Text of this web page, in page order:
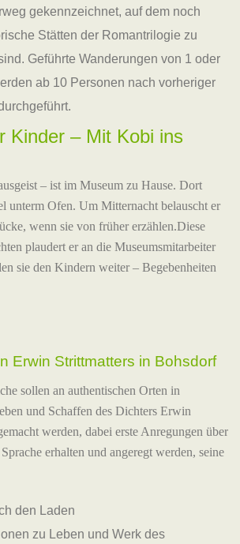
gekennzeichnet, auf dem noch
Stätten der Romantrilogie zu
Geführte Wanderungen von 1 oder
ab 10 Personen nach vorheriger
Kinder – Mit Kobi ins
– ist im Museum zu Hause. Dort
unterm Ofen. Um Mitternacht belauscht er
wenn sie von früher erzählen.Diese
plaudert er an die Museumsmitarbeiter
sie den Kindern weiter – Begebenheiten
Erwin Strittmatters in Bohsdorf
sollen an authentischen Orten in
und Schaffen des Dichters Erwin
werden, dabei erste Anregungen über
erhalten und angeregt werden, seine
den Laden
zu Leben und Werk des